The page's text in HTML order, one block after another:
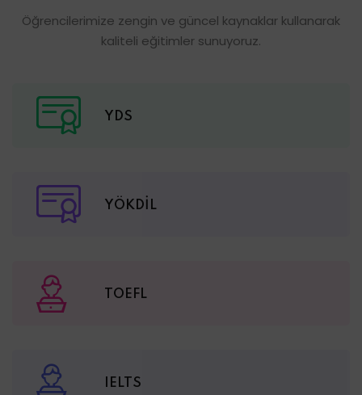
Öğrencilerimize zengin ve güncel kaynaklar kullanarak
kaliteli eğitimler sunuyoruz.
YDS
YÖKDİL
TOEFL
IELTS